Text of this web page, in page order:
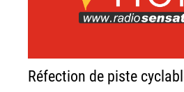
Réfection de piste